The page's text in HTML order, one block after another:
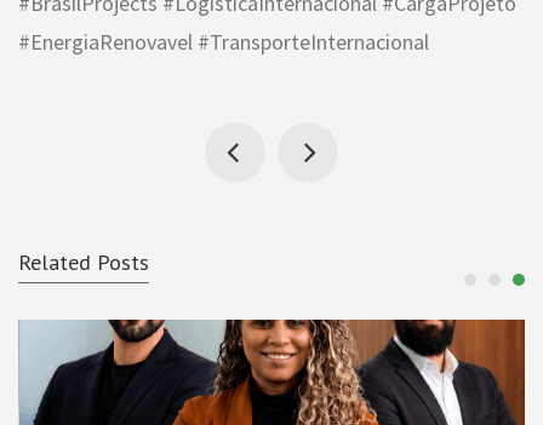
#EnergiaRenovavel #TransporteInternacional
Related Posts